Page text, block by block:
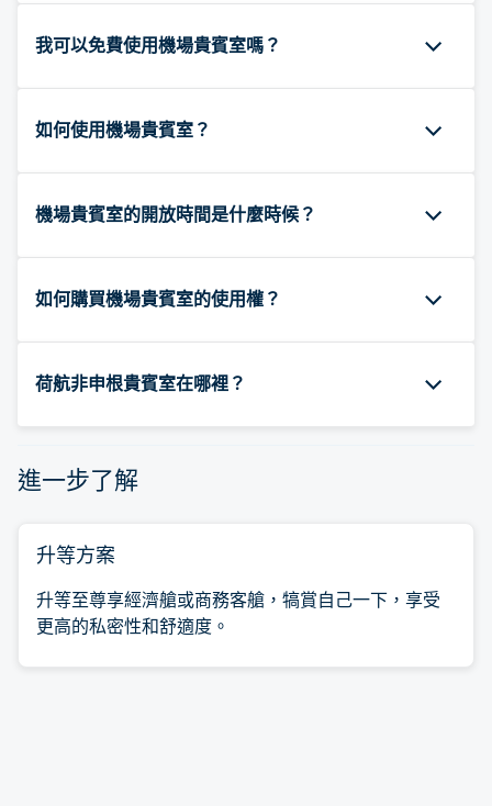
我可以免費使用機場貴賓室嗎？
如何使用機場貴賓室？
機場貴賓室的開放時間是什麼時候？
如何購買機場貴賓室的使用權？
荷航非申根貴賓室在哪裡？
進一步了解
升等方案
升等至尊享經濟艙或商務客艙，犒賞自己一下，享受
更高的私密性和舒適度。